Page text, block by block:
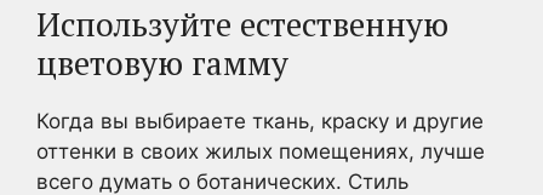
Используйте естественную
цветовую гамму
Когда вы выбираете ткань, краску и другие
оттенки в своих жилых помещениях, лучше
всего думать о ботанических. Стиль